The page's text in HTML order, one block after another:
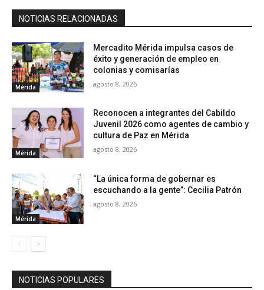
NOTICIAS RELACIONADAS
Mérida
Mercadito Mérida impulsa casos de
éxito y generación de empleo en
colonias y comisarías
agosto 8, 2026
Mérida
Reconocen a integrantes del Cabildo
Juvenil 2026 como agentes de cambio y
cultura de Paz en Mérida
agosto 8, 2026
Mérida
“La única forma de gobernar es
escuchando a la gente”: Cecilia Patrón
agosto 8, 2026
NOTICIAS POPULARES